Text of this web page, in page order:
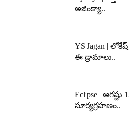
అజింక్యా..
YS Jagan |
ఈ డ్రామాలు..
Eclipse | ఆగష్టు
సూర్యగ్రహణం..